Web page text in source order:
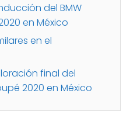
del BMW
en México
en el
final del
2020 en México